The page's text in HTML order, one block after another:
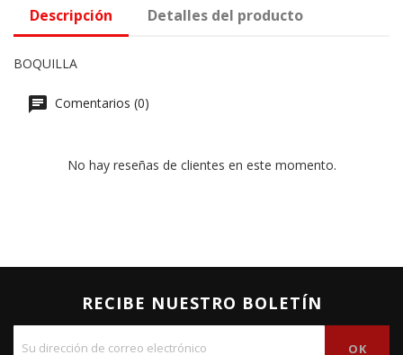
Descripción Detalles del producto
BOQUILLA
Comentarios (0)
No hay reseñas de clientes en este momento.
RECIBE NUESTRO BOLETÍN